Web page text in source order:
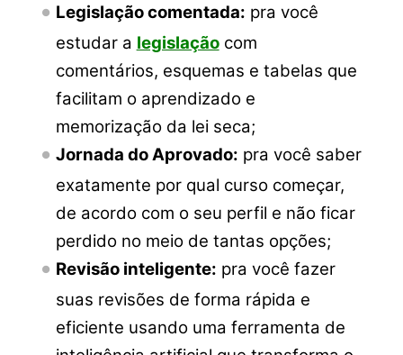
Legislação comentada: pra você
estudar a legislaçãocom
comentários, esquemas e tabelas que
facilitam o aprendizado e
memorização da lei seca;
Jornada do Aprovado: pra você saber
exatamente por qual curso começar,
de acordo com o seu perfil e não ficar
perdido no meio de tantas opções;
Revisão inteligente: pra você fazer
suas revisões de forma rápida e
eficiente usando uma ferramenta de